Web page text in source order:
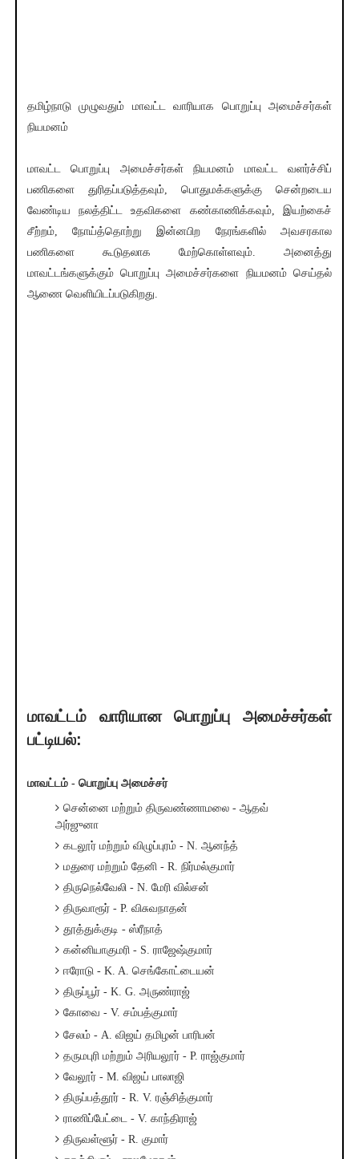
தமிழ்நாடு முழுவதும் மாவட்ட வாரியாக பொறுப்பு அமைச்சர்கள்
நியமனம்
மாவட்ட பொறுப்பு அமைச்சர்கள் நியமனம் மாவட்ட வளர்ச்சிப்
பணிகளை துரிதப்படுத்தவும், பொதுமக்களுக்கு சென்றடைய
வேண்டிய நலத்திட்ட உதவிகளை கண்காணிக்கவும், இயற்கைச்
சீற்றம், நோய்த்தொற்று இன்னபிற நேரங்களில் அவசரகால
பணிகளை கூடுதலாக மேற்கொள்ளவும். அனைத்து
மாவட்டங்களுக்கும் பொறுப்பு அமைச்சர்களை நியமனம் செய்தல்
ஆணை வெளியிடப்படுகிறது.
மாவட்டம் வாரியான பொறுப்பு அமைச்சர்கள்
பட்டியல்:
மாவட்டம் - பொறுப்பு அமைச்சர்
சென்னை மற்றும் திருவண்ணாமலை - ஆதவ்
அர்ஜுனா
கடலூர் மற்றும் விழுப்புரம் - N. ஆனந்த்
மதுரை மற்றும் தேனி - R. நிர்மல்குமார்
திருநெல்வேலி - N. மேரி வில்சன்
திருவாரூர் - P. விசுவநாதன்
தூத்துக்குடி - ஸ்ரீநாத்
கன்னியாகுமரி - S. ராஜேஷ்குமார்
ஈரோடு - K. A. செங்கோட்டையன்
திருப்பூர் - K. G. அருண்ராஜ்
கோவை - V. சம்பத்குமார்
சேலம் - A. விஜய் தமிழன் பாரிபன்
தருமபுரி மற்றும் அரியலூர் - P. ராஜ்குமார்
வேலூர் - M. விஜய் பாலாஜி
திருப்பத்தூர் - R. V. ரஞ்சித்குமார்
ராணிப்பேட்டை - V. காந்திராஜ்
திருவள்ளூர் - R. குமார்